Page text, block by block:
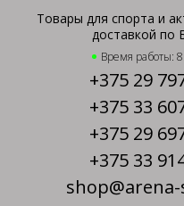
Товары для спорта и
доставкой по
Время работы:
+375 29
+375 33
+375 29
+375 33